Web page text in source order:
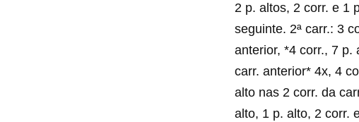
2 p. altos, 2 corr. e 1
seguinte. 2ª carr.: 3
anterior, *4 corr., 7 p.
carr. anterior* 4x, 4
alto nas 2 corr. da
alto, 1 p. alto, 2 corr.